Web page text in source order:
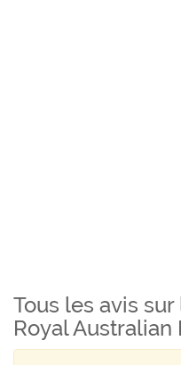
Tous les avis
Royal